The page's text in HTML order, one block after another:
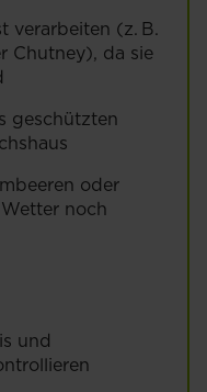
verarbeiten (z. B.
Chutney), da sie
geschützten
oder
noch
und